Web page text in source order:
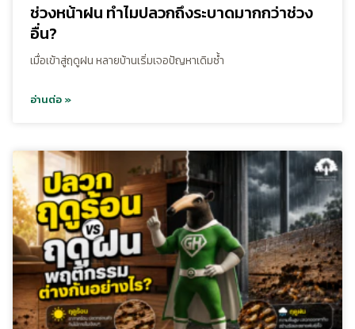
ช่วงหน้าฝน ทำไมปลวกถึงระบาดมากกว่าช่วง
อื่น?
เมื่อเข้าสู่ฤดูฝน หลายบ้านเริ่มเจอปัญหาเดิมซ้ำ
อ่านต่อ »